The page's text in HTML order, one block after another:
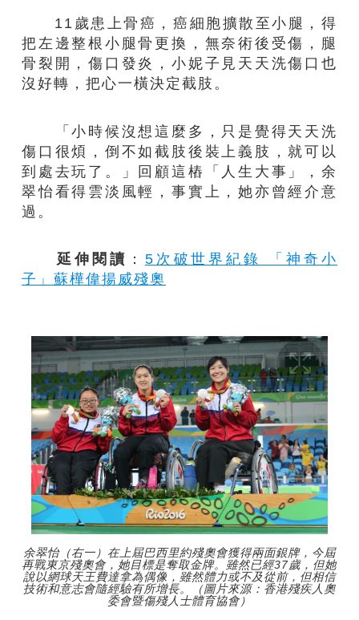
11歲患上骨癌，癌細胞擴散至小腿，得
把左邊整根小腿骨更換，無奈術後受傷，腿
骨裂開，傷口發炎，小妮子見天天洗傷口也
沒好轉，把心一橫決定截肢。
「小時候沒想這麼多，只是覺得天天洗
傷口很煩，倒不如截肢後裝上義肢，就可以
到處去玩了。」回顧這樁「人生大事」，余
翠怡看得雲淡風輕，事實上，她亦曾經介意
過。
延伸閱讀 ： 5次破世界紀錄 「神奇小
子」蘇樺偉揚威殘奧
余翠怡（右一）在上屆巴西里約殘奧會獲得兩面銀牌，今屆
再戰東京殘奧會，她目標是奪取金牌。雖然已經37歲，但她
說以網球天王費達拿為偶像，雖然體力或不及從前，但相信
技術和意志會隨經驗有所增長。（圖片來源：香港殘疾人奧
委會暨傷殘人士體育協會）